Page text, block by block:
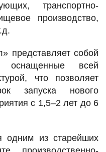
транспортно-
производство,
представляет собой
оснащенные всей
что позволяет
запуска нового
с 1,5–2 лет до 6
одним из старейших